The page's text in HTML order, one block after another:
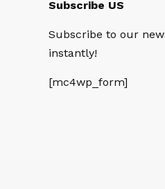
Subscribe US
Subscribe to our
instantly!
[mc4wp_form]